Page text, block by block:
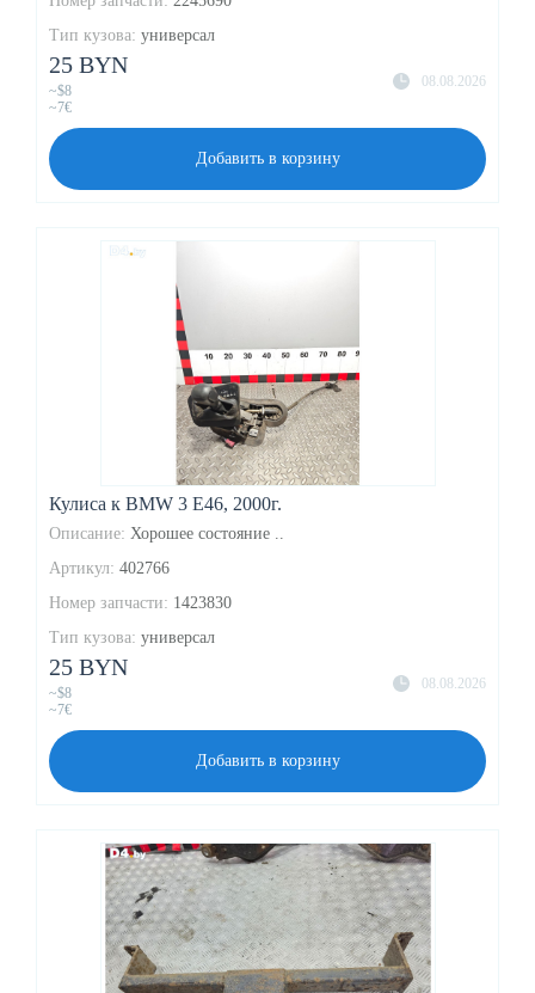
Тип кузова: универсал
08.08.2026
25 BYN
~$8
~7€
Добавить в корзину
Кулиса к BMW 3 E46, 2000г.
Описание: Хорошее состояние ..
Артикул: 402766
Номер запчасти: 1423830
Тип кузова: универсал
08.08.2026
25 BYN
~$8
~7€
Добавить в корзину